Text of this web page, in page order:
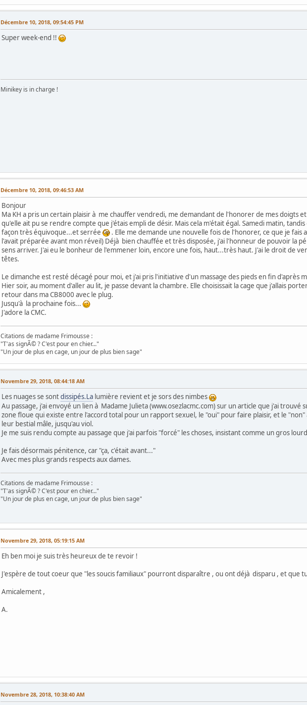
Décembre 10, 2018, 09:54:45 PM
Super week-end !!
Minikey is in charge !
Décembre 10, 2018, 09:46:53 AM
Bonjour
Ma KH a pris un certain plaisir à me chauffer vendredi, me demandant de l'honorer de mes doigts
qu'elle ait pu se rendre compte que j'étais empli de désir. Mais cela m'était égal. Samedi matin,
façon très équivoque...et serrée
. Elle me demande une nouvelle fois de l'honorer, ce que je fais
l'avait préparée avant mon réveil) Déjà bien chauffée et très disposée, j'ai l'honneur de pouvoir la
sens arriver. J'ai eu le bonheur de l'emmener loin, encore une fois, haut...très haut. J'ai le droit de
têtes.
Le dimanche est resté décagé pour moi, et j'ai pris l'initiative d'un massage des pieds en fin d'après
Hier soir, au moment d'aller au lit, je passe devant la chambre. Elle choisissait la cage que j'allais
retour dans ma CB8000 avec le plug.
Jusqu'à la prochaine fois...
J'adore la CMC.
Citations de madame Frimousse :
"T'as signÃ© ? C'est pour en chier..."
"Un jour de plus en cage, un jour de plus bien sage"
Novembre 29, 2018, 08:44:18 AM
Les nuages se sontdissipés.La lumière revient et je sors des nimbes
Au passage, j'ai envoyé un lien à Madame Julieta (www.osezlacmc.com) sur un article que j'ai
zone floue qui existe entre l'accord total pour un rapport sexuel, le "oui" pour faire plaisir, et le
leur bestial mâle, jusqu'au viol.
Je me suis rendu compte au passage que j'ai parfois "forcé" les choses, insistant comme un gros
Je fais désormais pénitence, car "ça, c'était avant..."
Avec mes plus grands respects aux dames.
Citations de madame Frimousse :
"T'as signÃ© ? C'est pour en chier..."
"Un jour de plus en cage, un jour de plus bien sage"
Novembre 29, 2018, 05:19:15 AM
Eh ben moi je suis très heureux de te revoir !
J'espère de tout coeur que "les soucis familiaux" pourront disparaître , ou ont déjà disparu , et que
Amicalement ,
A.
Novembre 28, 2018, 10:38:40 AM